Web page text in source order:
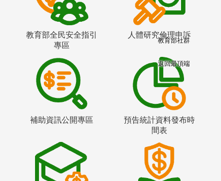
教育部全民安全指引
專區
人體研究倫理申訴
補助資訊公開專區
預告統計資料發布時
間表
教育部社群
返回最頂端